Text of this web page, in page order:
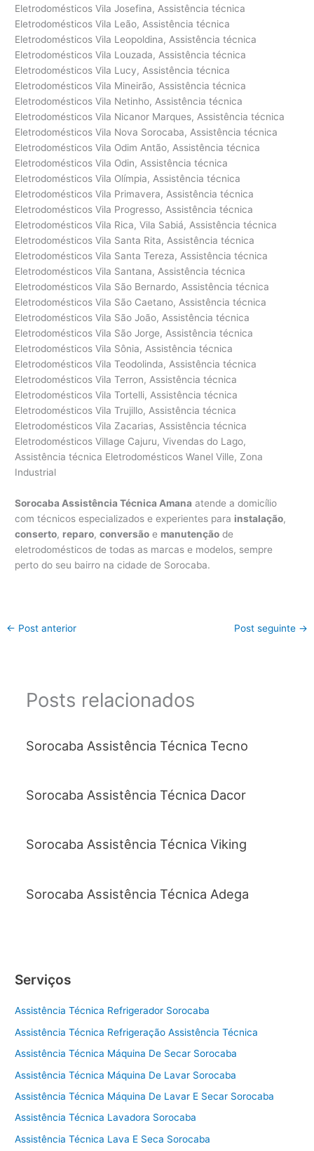
Sorocaba Assistência Técnica Amana atende a domicílio
com técnicos especializados e experientes para instalação,
conserto, reparo,conversão e manutenção de
eletrodomésticos de todas as marcas e modelos, sempre
perto do seu bairro na cidade de Sorocaba.
← Post anterior Post seguinte →
Posts relacionados
Sorocaba Assistência Técnica Tecno
Sorocaba Assistência Técnica Dacor
Sorocaba Assistência Técnica Viking
Sorocaba Assistência Técnica Adega
Serviços
Assistência Técnica Refrigerador Sorocaba
Assistência Técnica Refrigeração Assistência Técnica
Assistência Técnica Máquina De Secar Sorocaba
Assistência Técnica Máquina De Lavar Sorocaba
Assistência Técnica Máquina De Lavar E Secar Sorocaba
Assistência Técnica Lavadora Sorocaba
Assistência Técnica Lava E Seca Sorocaba